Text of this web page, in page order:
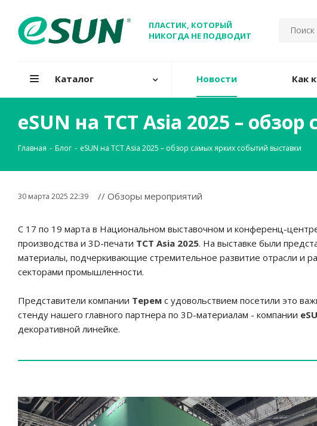
ПЛАСТИК, КОТОРЫЙ
НИКОГДА НЕ ПОДВОДИТ
Каталог Новости Как
eSUN на TCT Asia 2025 –
Главная - Блог - eSUN на TCT Asia 2025 – обзор самых ярких событий выставки
30 марта 2025 22:39 // Обзоры мероприятий
С 17 по 19 марта в Национальном выставочном и конференц-
производства и 3D-печати TCT Asia 2025. На выставке были
материалы, подчеркивающие стремительное развитие отрасли и
секторами промышленности.
Представители компании Терем с удовольствием посетили это
стенду нашего главного партнера по 3D-материалам - компании
декоративной линейке.